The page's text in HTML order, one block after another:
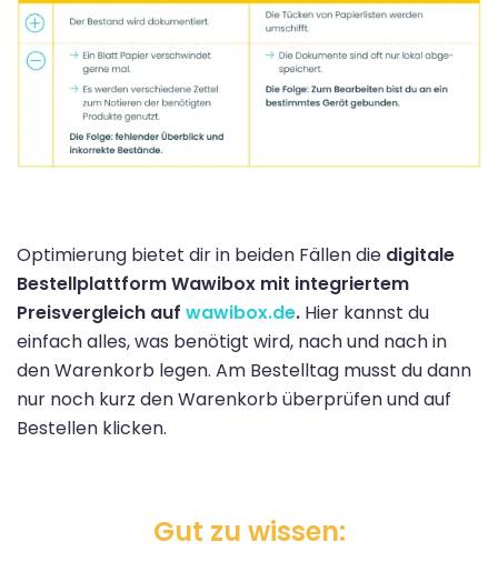
Optimierung bietet dir in beiden Fällen die digitale
Bestellplattform Wawibox mit integriertem
Preisvergleich auf wawibox.de. Hier kannst du
einfach alles, was benötigt wird, nach und nach in
den Warenkorb legen. Am Bestelltag musst du dann
nur noch kurz den Warenkorb überprüfen und auf
Bestellen klicken.
Gut zu wissen: